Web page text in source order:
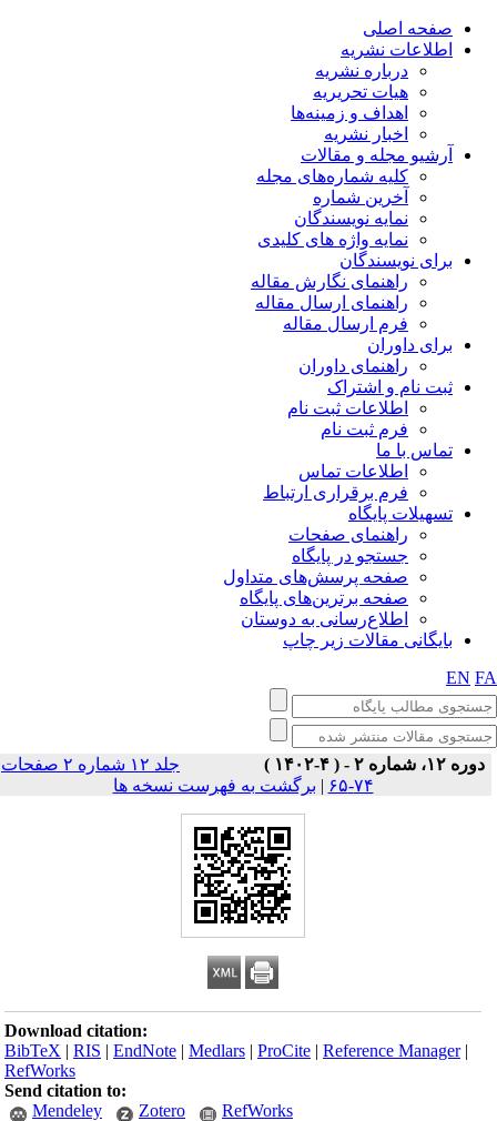
صفحه اصلی
اطلاعات نشریه
درباره نشریه
هیات تحریریه
اهداف و زمینه‌ها
اخبار نشریه
آرشیو مجله و مقالات
کلیه شماره‌های مجله
آخرین شماره
نمایه نویسندگان
نمایه واژه های کلیدی
برای نویسندگان
راهنمای نگارش مقاله
راهنمای ارسال مقاله
فرم ارسال مقاله
برای داوران
راهنمای داوران
ثبت نام و اشتراک
اطلاعات ثبت نام
فرم ثبت نام
تماس با ما
اطلاعات تماس
فرم برقراری ارتباط
تسهیلات پایگاه
راهنمای صفحات
جستجو در پایگاه
صفحه پرسش‌های متداول
صفحه برترین‌های پایگاه
اطلاع‌رسانی به دوستان
بایگانی مقالات زیر چاپ
EN
دوره ۱۲، شماره ۲ - ( ۴-۱۴۰۲ )
جلد ۱۲ شماره ۲ صفحات
۷۴-۶۵
| برگشت به فهرست نسخه ها
Download citation:
BibTeX |RIS |EndNote |Medlars |ProCite |Reference Manager
RefWorks
Send citation to:
Mendeley
Zotero RefWorks